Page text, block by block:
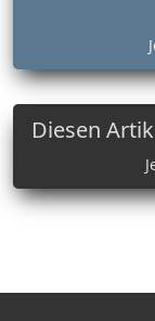
Diesen